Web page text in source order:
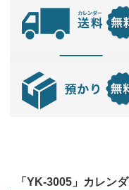
「YK-3005」カレン